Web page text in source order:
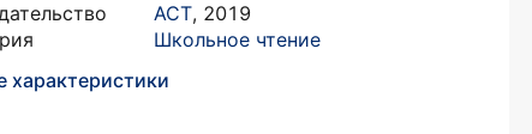
АСТ, 2019
Школьное чтение
характеристики